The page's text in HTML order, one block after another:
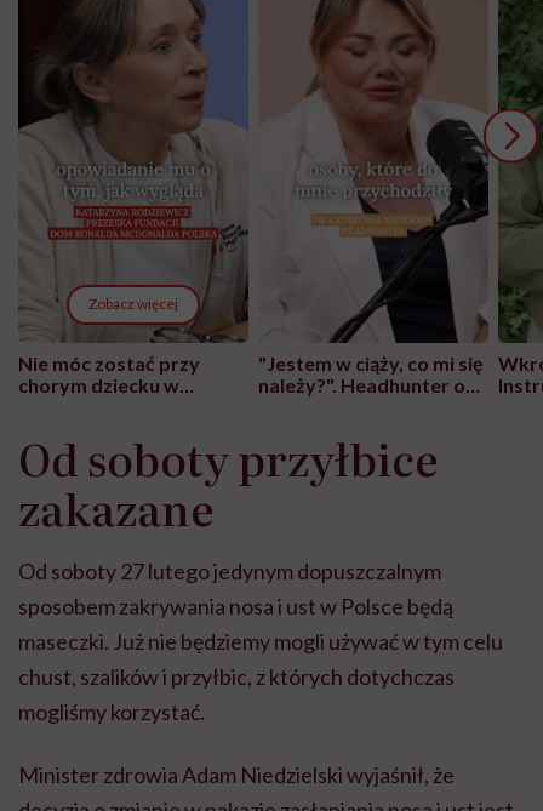
Zobacz więcej
Nie móc zostać przy
chorym dziecku w
może chyba tylko
głupota i brak
wyobraźni"
"Jestem w ciąży, co mi się
należy?". Headhunter o
pracy
Od soboty przyłbice
zakazane
Od soboty 27 lutego jedynym dopuszczalnym
sposobem zakrywania nosa i ust w Polsce będą
maseczki. Już nie będziemy mogli używać w tym celu
chust, szalików i przyłbic, z których dotychczas
mogliśmy korzystać.
Minister zdrowia Adam Niedzielski wyjaśnił, że